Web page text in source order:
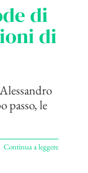
di
di
passo, le
Continua a leggere